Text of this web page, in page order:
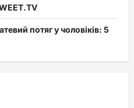
потяг у чоловіків: 5